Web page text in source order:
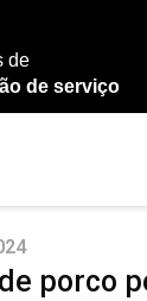
de
de serviço
porco